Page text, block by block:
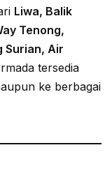
Liwa, Balik
Tenong,
Surian, Air
tersedia
ke berbagai